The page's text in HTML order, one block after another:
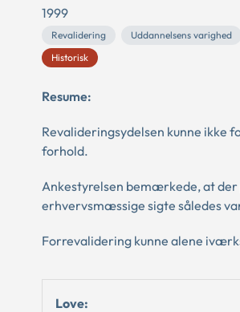
1999
Revalidering Uddannelsens varighed
Historisk
Resume:
Revalideringsydelsen kunne ikke
forhold.
Ankestyrelsen bemærkede, at
erhvervsmæssige sigte således
Forrevalidering kunne alene
Love: